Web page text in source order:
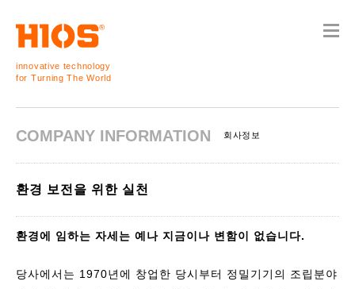
innovative technology
for Turning The World
COMPANY INFORMATION 회사정보
환경 보전을 위한 실천
환경에 임하는 자세는 예나 지금이나 변함이 없습니다.
당사에서는 1970년에 창업한 당시부터 정밀기기의 조립분야